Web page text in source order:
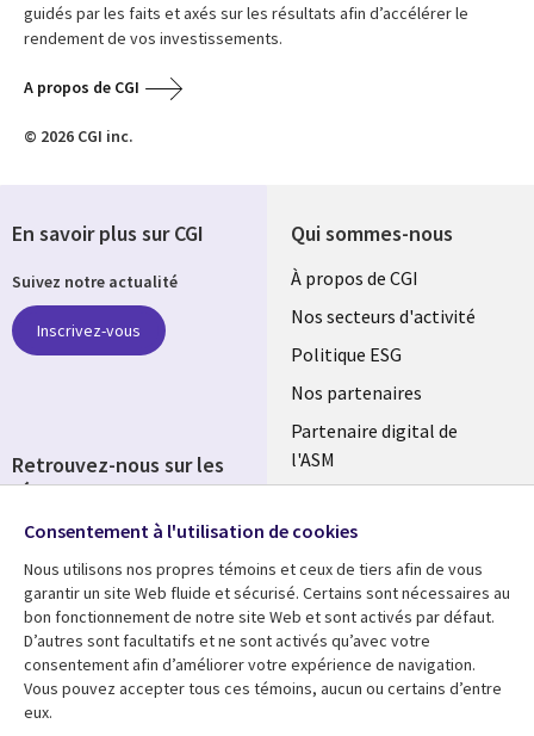
guidés par les faits et axés sur les résultats afin d’accélérer le
rendement de vos investissements.
A propos de CGI
© 2026 CGI inc.
Qui sommes-nous
Useful
links
FRANCE
À propos de CGI
Nos secteurs d'activité
Politique ESG
Nos partenaires
Partenaire digital de
l'ASM
Fusions
Ressources
Library
Links
Articles
Blog
Support
Legal
Accessibilité
En savoir plus sur CGI
Suivez notre actualité
Inscrivez-vous
Retrouvez-nous sur les
réseaux
Social
Media
FRANCE
Consentement à l'utilisation de cookies
Nous utilisons nos propres témoins et ceux de tiers afin de vous
garantir un site Web fluide et sécurisé. Certains sont nécessaires au
bon fonctionnement de notre site Web et sont activés par défaut.
D’autres sont facultatifs et ne sont activés qu’avec votre
consentement afin d’améliorer votre expérience de navigation.
Vous pouvez accepter tous ces témoins, aucun ou certains d’entre
eux.